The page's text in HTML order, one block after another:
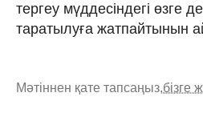
тергеу мүддесіндегі өзге
таратылуға жатпайтынын
Мәтіннен қате тапсаңыз,бізге